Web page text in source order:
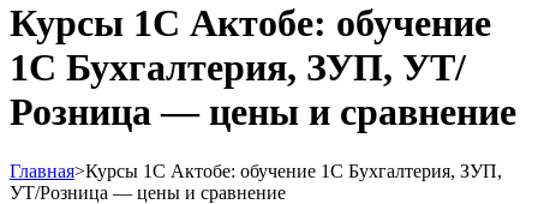
Курсы 1С Актобе: обучение
1С Бухгалтерия, ЗУП, УТ/
Розница — цены и сравнение
Главная>Курсы 1С Актобе: обучение 1С Бухгалтерия, ЗУП,
УТ/Розница — цены и сравнение